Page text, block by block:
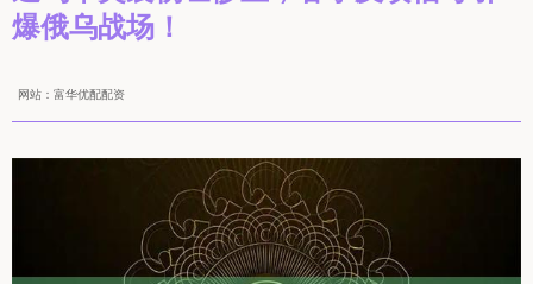
爆俄乌战场！
网站：富华优配配资